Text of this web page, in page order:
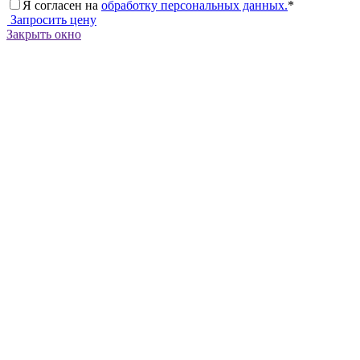
Я согласен на обработку персональных данных.*
Запросить цену
Закрыть окно